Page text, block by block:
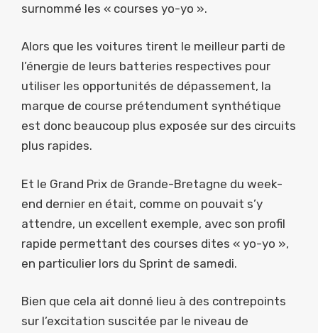
surnommé les « courses yo-yo ».
Alors que les voitures tirent le meilleur parti de
l’énergie de leurs batteries respectives pour
utiliser les opportunités de dépassement, la
marque de course prétendument synthétique
est donc beaucoup plus exposée sur des circuits
plus rapides.
Et le Grand Prix de Grande-Bretagne du week-
end dernier en était, comme on pouvait s’y
attendre, un excellent exemple, avec son profil
rapide permettant des courses dites « yo-yo »,
en particulier lors du Sprint de samedi.
Bien que cela ait donné lieu à des contrepoints
sur l’excitation suscitée par le niveau de